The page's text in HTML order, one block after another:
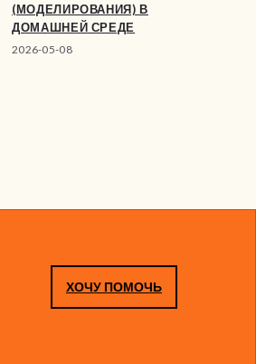
(МОДЕЛИРОВАНИЯ) В
ДОМАШНЕЙ СРЕДЕ
2026-05-08
ХОЧУ ПОМОЧЬ